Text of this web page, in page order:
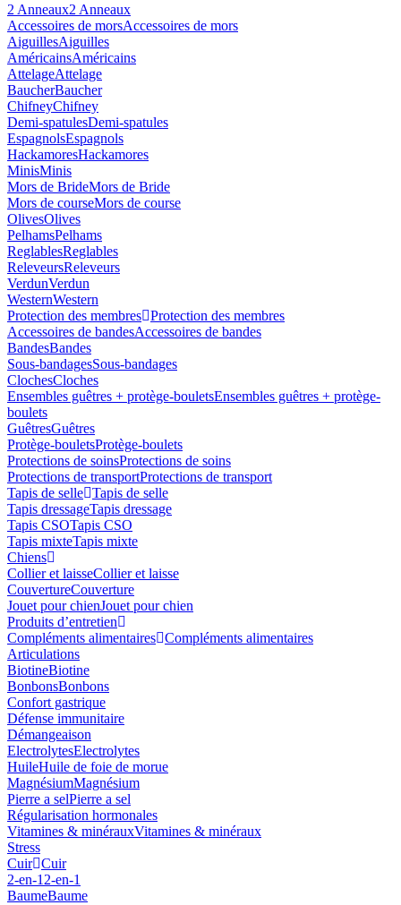
2 Anneaux2 Anneaux
Accessoires de morsAccessoires de mors
AiguillesAiguilles
AméricainsAméricains
AttelageAttelage
BaucherBaucher
ChifneyChifney
Demi-spatulesDemi-spatules
EspagnolsEspagnols
HackamoresHackamores
MinisMinis
Mors de BrideMors de Bride
Mors de courseMors de course
OlivesOlives
PelhamsPelhams
ReglablesReglables
ReleveursReleveurs
VerdunVerdun
WesternWestern
Protection des membres Protection des membres
Accessoires de bandesAccessoires de bandes
BandesBandes
Sous-bandagesSous-bandages
ClochesCloches
Ensembles guêtres + protège-bouletsEnsembles guêtres + protège-
boulets
GuêtresGuêtres
Protège-bouletsProtège-boulets
Protections de soinsProtections de soins
Protections de transportProtections de transport
Tapis de selle Tapis de selle
Tapis dressageTapis dressage
Tapis CSOTapis CSO
Tapis mixteTapis mixte
Chiens
Collier et laisseCollier et laisse
CouvertureCouverture
Jouet pour chienJouet pour chien
Produits d’entretien
Compléments alimentaires Compléments alimentaires
Articulations
BiotineBiotine
BonbonsBonbons
Confort gastrique
Défense immunitaire
Démangeaison
ElectrolytesElectrolytes
HuileHuile de foie de morue
MagnésiumMagnésium
Pierre a selPierre a sel
Régularisation hormonales
Vitamines & minérauxVitamines & minéraux
Stress
Cuir Cuir
2-en-1 2-en-1
BaumeBaume